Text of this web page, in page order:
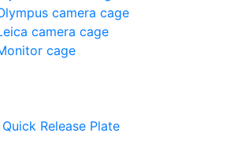
camera cage
camera cage
cage
Release Plate